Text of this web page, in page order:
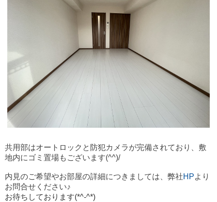
共用部はオートロックと防犯カメラが完備されており、 敷
地内にゴミ置場もございます(^^)/
内見のご希望やお部屋の詳細につきましては、弊社HPより
お問合せください♪
お待ちしております(*^-^*)